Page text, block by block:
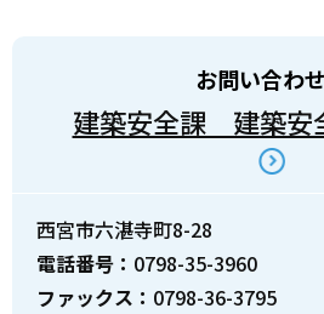
お問い合わ
建築安全課 建築安
西宮市六湛寺町8-28
電話番号： 0798-35-3960
ファックス： 0798-36-3795